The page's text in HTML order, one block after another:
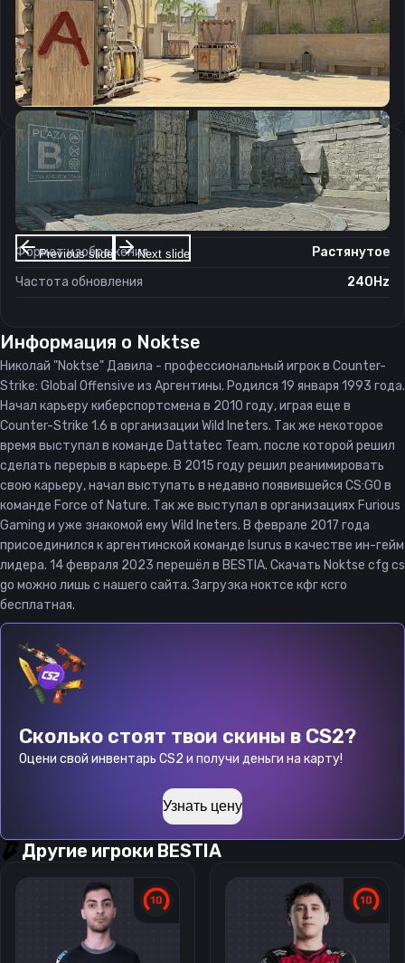
Previous slide Next slide
Чувствительность мыши в Windows:
6/11
Ускорение мыши:
0
m_rawinput:
1
Настройки экрана
Разрешение
1280×960
Соотношение сторон
4:3
Формат изображения
Растянутое
Частота обновления
240Hz
Информация о Noktse
Николай "Noktse" Давила - профессиональный игрок в Counter-
Strike: Global Offensive из Аргентины. Родился 19 января 1993 года.
Начал карьеру киберспортсмена в 2010 году, играя еще в
Counter-Strike 1.6 в организации Wild Ineters. Так же некоторое
время выступал в команде Dattatec Team, после которой решил
сделать перерыв в карьере. В 2015 году решил реанимировать
свою карьеру, начал выступать в недавно появившейся CS:GO в
команде Force of Nature. Так же выступал в организациях Furious
Gaming и уже знакомой ему Wild Ineters. В феврале 2017 года
присоединился к аргентинской команде Isurus в качестве ин-гейм
лидера. 14 февраля 2023 перешёл в BESTIA. Скачать Noktse cfg cs
go можно лишь с нашего сайта. Загрузка ноктсе кфг ксго
бесплатная.
Сколько стоят твои скины в CS2?
Оцени свой инвентарь CS2 и получи деньги на карту!
Узнать цену
Другие игроки BESTIA